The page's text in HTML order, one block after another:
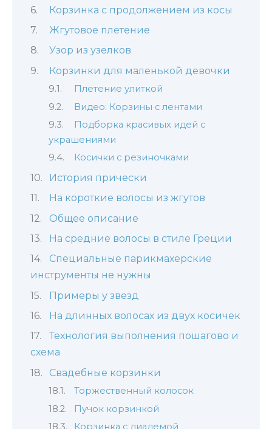
Корзинка с продолжением из косы
Жгутовое плетение
Узор из узелков
Корзинки для маленькой девочки
Плетение улиткой
Видео: Корзины с лентами
Подборка красивых идей с
украшениями
Косички с резиночками
История прически
На короткие волосы из жгутов
Общее описание
На средние волосы в стиле Греции
Специальные парикмахерские
инструменты не нужны
Примеры у звезд
На длинных волосах из двух косичек
Технология выполнения пошагово и
схема
Свадебные корзинки
Торжественный колосок
Пучок корзинкой
Корзинка с диадемой